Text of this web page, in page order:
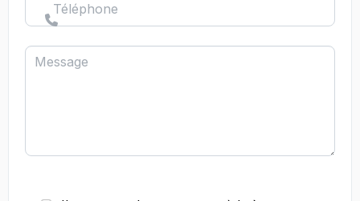
Téléphone
Message